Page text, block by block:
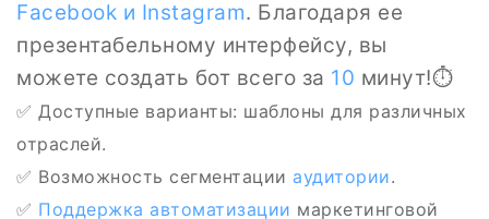
Facebook и Instagram. Благодаря ее
презентабельному интерфейсу, вы
можете создать бот всего за 10 минут!⏱️
✅ Доступные варианты: шаблоны для различных
отраслей.
✅ Возможность сегментации аудитории.
✅ Поддержка автоматизации маркетинговой